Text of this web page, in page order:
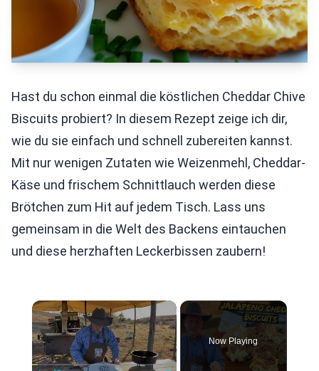
Hast du schon einmal die köstlichen Cheddar Chive
Biscuits probiert? In diesem Rezept zeige ich dir,
wie du sie einfach und schnell zubereiten kannst.
Mit nur wenigen Zutaten wie Weizenmehl, Cheddar-
Käse und frischem Schnittlauch werden diese
Brötchen zum Hit auf jedem Tisch. Lass uns
gemeinsam in die Welt des Backens eintauchen
und diese herzhaften Leckerbissen zaubern!
×
Now Playing